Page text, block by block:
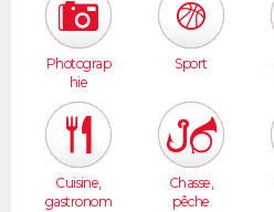
Photograp
hie
Sport
Cuisine,
gastronom
Chasse,
pêche